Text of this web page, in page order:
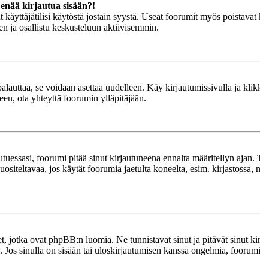
kirjautua sisään?!
käytöstä jostain syystä. Useat foorumit myös
ja osallistu keskusteluun aktiivisemmin.
se voidaan asettaa uudelleen. Käy kirjautumissivulla ja
ota yhteyttä foorumin ylläpitäjään.
foorumi pitää sinut kirjautuneena ennalta määritellyn
jos käytät foorumia jaetulta koneelta, esim.
jotka ovat phpBB:n luomia. Ne tunnistavat sinut ja pitävät sinut
sinulla on sisään tai uloskirjautumisen kanssa ongelmia,